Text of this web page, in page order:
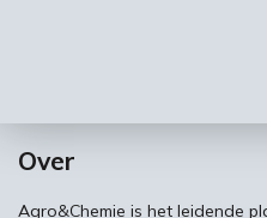
Over
Agro&Chemie is het leidende